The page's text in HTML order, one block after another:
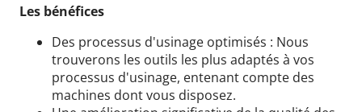
Les bénéfices
Des processus d'usinage optimisés : Nous
trouverons les outils les plus adaptés à vos
processus d'usinage, entenant compte des
machines dont vous disposez.